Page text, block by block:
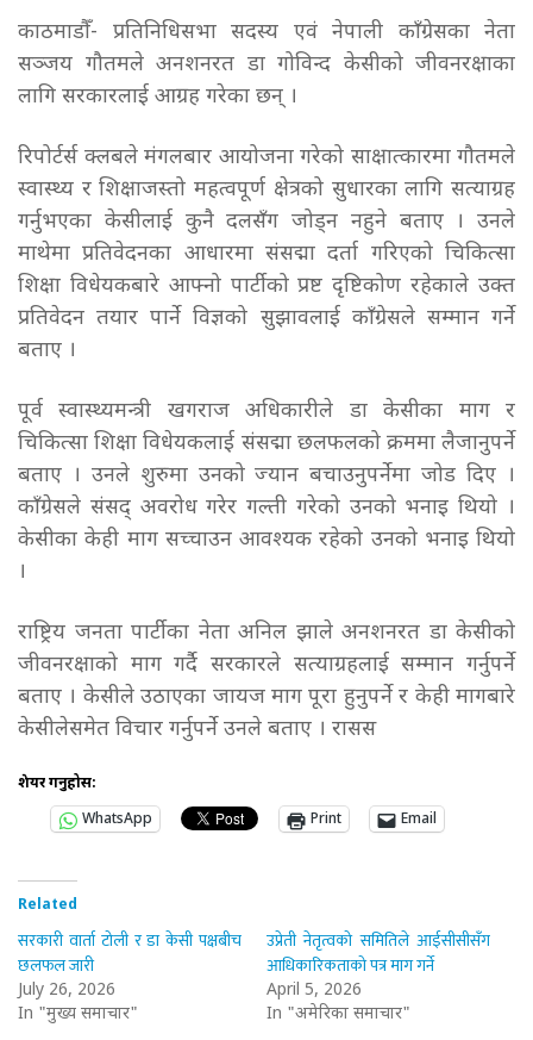
काठमाडौँ- प्रतिनिधिसभा सदस्य एवं नेपाली काँग्रेसका नेता
सञ्जय गौतमले अनशनरत डा गोविन्द केसीको जीवनरक्षाका
लागि सरकारलाई आग्रह गरेका छन् ।
रिपोर्टर्स क्लबले मंगलबार आयोजना गरेको साक्षात्कारमा गौतमले
स्वास्थ्य र शिक्षाजस्तो महत्वपूर्ण क्षेत्रको सुधारका लागि सत्याग्रह
गर्नुभएका केसीलाई कुनै दलसँग जोड्न नहुने बताए । उनले
माथेमा प्रतिवेदनका आधारमा संसद्मा दर्ता गरिएको चिकित्सा
शिक्षा विधेयकबारे आफ्नो पार्टीको प्रष्ट दृष्टिकोण रहेकाले उक्त
प्रतिवेदन तयार पार्ने विज्ञको सुझावलाई काँग्रेसले सम्मान गर्ने
बताए ।
पूर्व स्वास्थ्यमन्त्री खगराज अधिकारीले डा केसीका माग र
चिकित्सा शिक्षा विधेयकलाई संसद्मा छलफलको क्रममा लैजानुपर्ने
बताए । उनले शुरुमा उनको ज्यान बचाउनुपर्नेमा जोड दिए ।
काँग्रेसले संसद् अवरोध गरेर गल्ती गरेको उनको भनाइ थियो ।
केसीका केही माग सच्चाउन आवश्यक रहेको उनको भनाइ थियो
।
राष्ट्रिय जनता पार्टीका नेता अनिल झाले अनशनरत डा केसीको
जीवनरक्षाको माग गर्दै सरकारले सत्याग्रहलाई सम्मान गर्नुपर्ने
बताए । केसीले उठाएका जायज माग पूरा हुनुपर्ने र केही मागबारे
केसीलेसमेत विचार गर्नुपर्ने उनले बताए । रासस
शेयर गर्नुहोस:
WhatsApp
Print Email
Related
सरकारी वार्ता टोली र डा केसी पक्षबीच
छलफल जारी
July 26, 2026
In "मुख्य समाचार"
उप्रेती नेतृत्वको समितिले आईसीसीसँग
आधिकारिकताको पत्र माग गर्ने
April 5, 2026
In "अमेरिका समाचार"